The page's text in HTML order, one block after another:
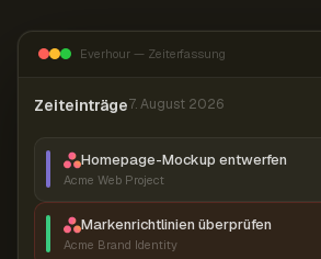
Everhour — Zeiterfassung
Zeiteinträge7. August 2026
Homepage-Mockup entwerfen
Acme Web Project
Markenrichtlinien überprüfen
Acme Brand Identity